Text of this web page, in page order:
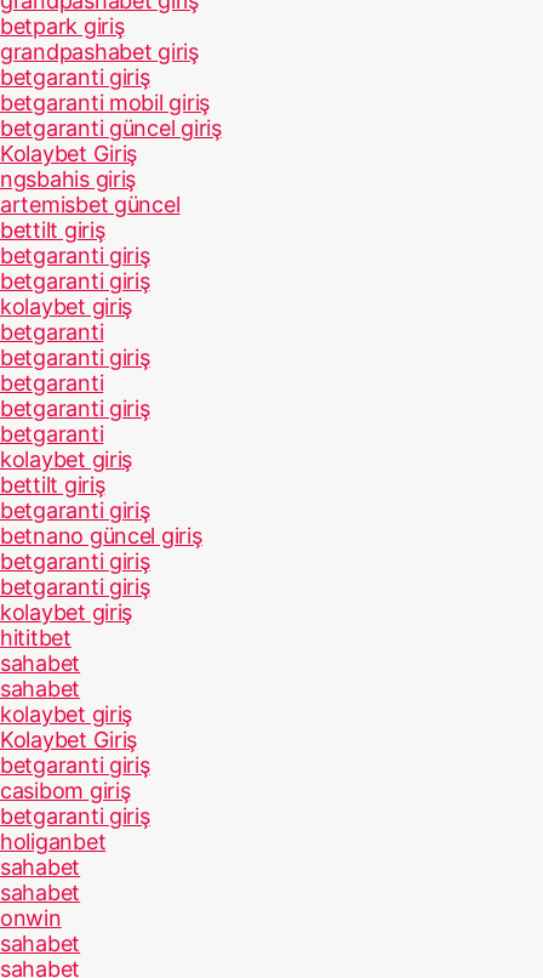
betpark giriş
grandpashabet giriş
betgaranti giriş
betgaranti mobil giriş
betgaranti güncel giriş
Kolaybet Giriş
ngsbahis giriş
artemisbet güncel
bettilt giriş
betgaranti giriş
betgaranti giriş
kolaybet giriş
betgaranti
betgaranti giriş
betgaranti
betgaranti giriş
betgaranti
kolaybet giriş
bettilt giriş
betgaranti giriş
betnano güncel giriş
betgaranti giriş
betgaranti giriş
kolaybet giriş
hititbet
sahabet
sahabet
kolaybet giriş
Kolaybet Giriş
betgaranti giriş
casibom giriş
betgaranti giriş
holiganbet
sahabet
sahabet
onwin
sahabet
sahabet